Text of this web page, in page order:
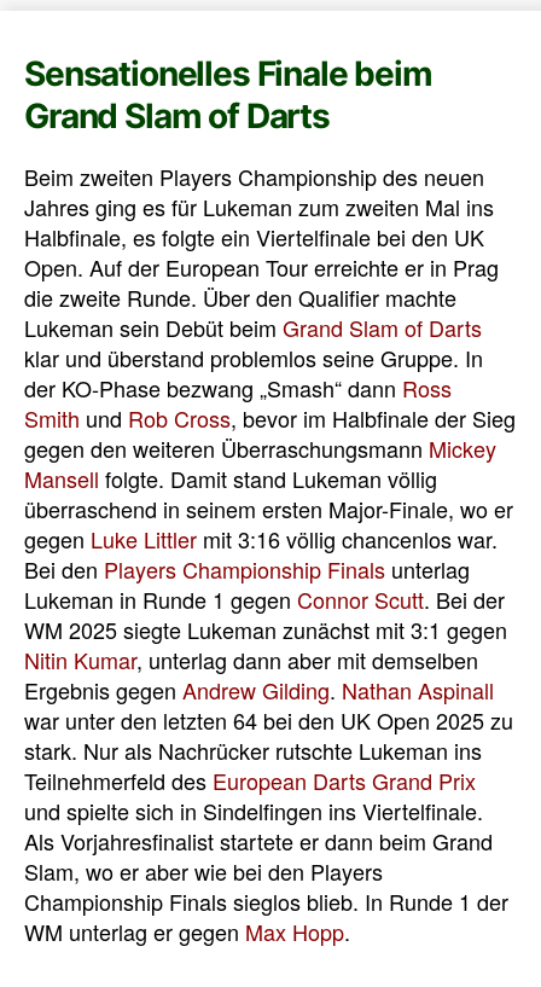
Sensationelles Finale beim
Grand Slam of Darts
Beim zweiten Players Championship des neuen
Jahres ging es für Lukeman zum zweiten Mal ins
Halbfinale, es folgte ein Viertelfinale bei den UK
Open. Auf der European Tour erreichte er in Prag
die zweite Runde. Über den Qualifier machte
Lukeman sein Debüt beim Grand Slam of Darts
klar und überstand problemlos seine Gruppe. In
der KO-Phase bezwang „Smash“ dann Ross
Smith und Rob Cross, bevor im Halbfinale der Sieg
gegen den weiteren Überraschungsmann Mickey
Mansell folgte. Damit stand Lukeman völlig
überraschend in seinem ersten Major-Finale, wo er
gegen Luke Littler mit 3:16 völlig chancenlos war.
Bei den Players Championship Finals unterlag
Lukeman in Runde 1 gegen Connor Scutt. Bei der
WM 2025 siegte Lukeman zunächst mit 3:1 gegen
Nitin Kumar, unterlag dann aber mit demselben
Ergebnis gegen Andrew Gilding. Nathan Aspinall
war unter den letzten 64 bei den UK Open 2025 zu
stark. Nur als Nachrücker rutschte Lukeman ins
Teilnehmerfeld des European Darts Grand Prix
und spielte sich in Sindelfingen ins Viertelfinale.
Als Vorjahresfinalist startete er dann beim Grand
Slam, wo er aber wie bei den Players
Championship Finals sieglos blieb. In Runde 1 der
WM unterlag er gegen Max Hopp.